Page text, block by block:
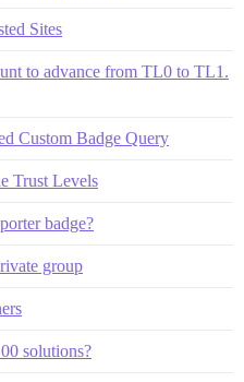
Sites
to advance from TL0 to TL1.
Custom Badge Query
Trust Levels
badge?
group
solutions?